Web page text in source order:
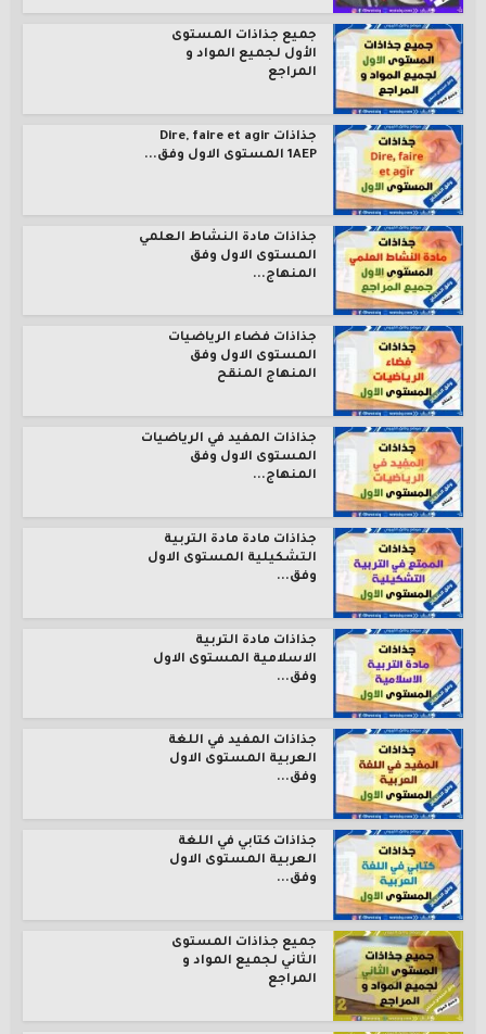
جميع جذاذات المستوى
الأول لجميع المواد و
المراجع
جذاذات Dire, faire et agir
1AEP المستوى الاول وفق...
جذاذات مادة النشاط العلمي
المستوى الاول وفق
المنهاج...
جذاذات فضاء الرياضيات
المستوى الاول وفق
المنهاج المنقح
جذاذات المفيد في الرياضيات
المستوى الاول وفق
المنهاج...
جذاذات مادة مادة التربية
التشكيلية المستوى الاول
وفق...
جذاذات مادة التربية
الاسلامية المستوى الاول
وفق...
جذاذات المفيد في اللغة
العربية المستوى الاول
وفق...
جذاذات كتابي في اللغة
العربية المستوى الاول
وفق...
جميع جذاذات المستوى
الثاني لجميع المواد و
المراجع